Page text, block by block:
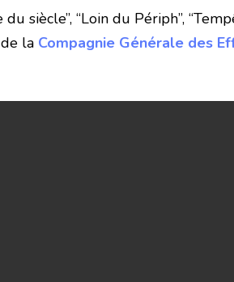
du siècle”, “Loin du Périph”,
la Compagnie Générale des